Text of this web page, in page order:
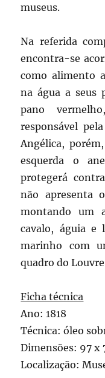
museus.
Na referida
encontra-se
como alimento
na água a seus
pano
responsável
Angélica,
esquerda o
protegerá
não apresenta
montando um
cavalo, águia e
marinho com
quadro do
Ficha técnica
Ano: 1818
Técnica: óleo
Dimensões: 97 x
Localização: